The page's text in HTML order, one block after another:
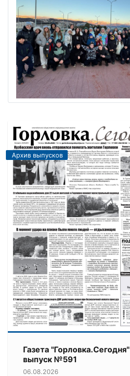
Архив выпусков
Газета "Горловка.Сегодня"
выпуск №591
06.08.2026